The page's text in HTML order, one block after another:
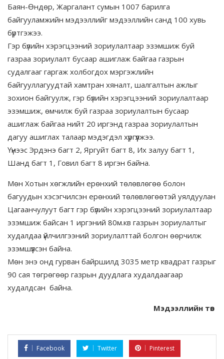
Баян-Өндөр, Жаргалант сумын 1007 барилга
байгууламжийн мэдээллийг мэдээллийн санд 100 хувь
бүртгэжээ.
Гэр бүлийн хэрэгцээний зориулалтаар эзэмшиж буй
газраа зориулалт бусаар ашиглаж байгаа газрын
судалгааг гаргаж холбогдох мэргэжлийн
байгууллагуудтай хамтран хяналт, шалгалтын ажлыг
зохион байгуулж, гэр бүлийн хэрэгцээний зориулалтаар
эзэмшиж, өмчилж буй газраа зориулалтын бусаар
ашиглаж байгаа нийт 20 иргэнд газраа зориулалтын
дагуу ашиглах талаар мэдэгдэл хүргүүлжээ.
Үүнээс Эрдэнэ багт 2, Яргуйт багт 8, Их залуу багт 1,
Шанд багт 1, Говил багт 8 иргэн байна.
Мөн Хотын хөгжлийн ерөнхий төлөвлөгөө болон
багуудын хэсэгчилсэн ерөнхий төлөвлөгөөтэй уялдуулан
Цагаанчулуут багт гэр бүлийн хэрэгцээний зориулалтаар
эзэмшиж байсан 1 иргэний 80м.кв газрын зориулалтыг
худалдаа үйлчилгээний зориулалттай болгон өөрчилж
эзэмшүүлсэн байна.
Мөн энэ онд гурван байршилд 3035 метр квадрат газрыг
90 сая төгрөгөөр газрын дуудлага худалдаагаар
худалдсан байна.
Мэдээллийн төв
Facebook Twitter Pinterest